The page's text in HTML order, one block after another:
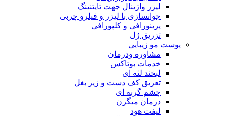
لیزر واژینال جهت تایتنینگ
جوانسازی با لیزر و فیلرو چربی
پرینورافی و کلپورافی
تزریق ژل
پوست مو زیبایی
مشاوره ودرمان
خدمات بوتاکس
لبخند لثه ای
تعریق کف دست و زیر بغل
چشم گربه ای
درمان میگرن
لیفت هود